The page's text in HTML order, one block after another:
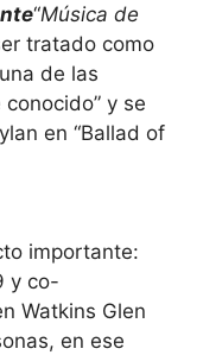
“Música de
tratado como
de las
y se
en “Ballad of
importante:
y co-
Watkins Glen
en ese